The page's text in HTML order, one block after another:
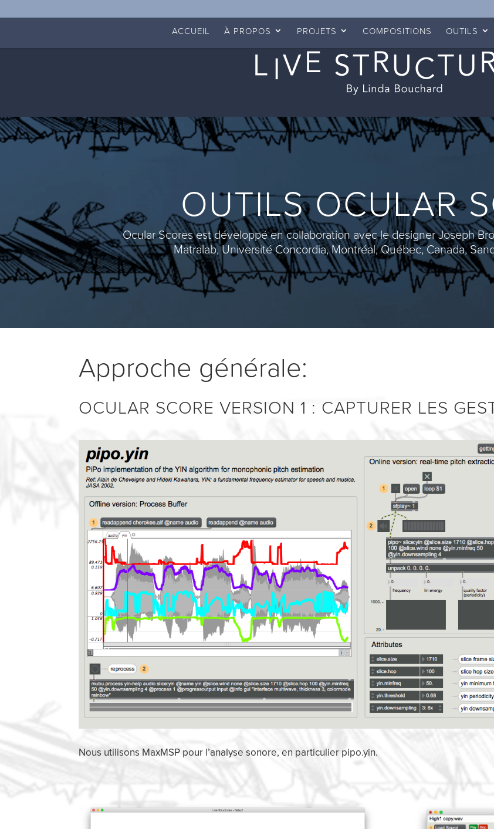
ACCUEIL À PROPOS PROJETS COMPOSITIONS OUTILS
OUTILS OCULAR
Ocular Scores est développé en collaboration avec le designer Joseph
Matralab, Université Concordia, Montréal, Québec, Canada,
Approche générale:
OCULAR SCORE VERSION 1 : CAPTURER LES
Nous utilisons MaxMSP pour l’analyse sonore, en particulier pipo.yin.